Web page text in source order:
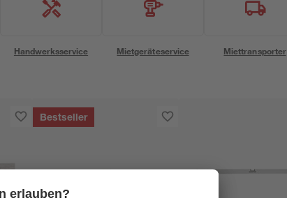
Handwerksservice Mietgeräteservice Miettransporter
Bestseller